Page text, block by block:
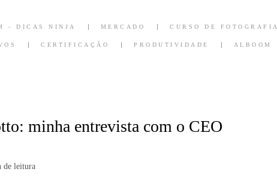
- DICAS NINJA MERCADO CURSO DE FOTOGRAFIA
CERTIFICAÇÃO PRODUTIVIDADE ALBOOM
minha entrevista com o CEO
de leitura